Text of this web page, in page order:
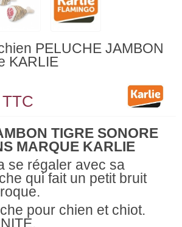
PELUCHE JAMBON
KARLIE
TTC
TIGRE SONORE
MARQUE KARLIE
se régaler avec sa
qui fait un petit bruit
pour chien et chiot.